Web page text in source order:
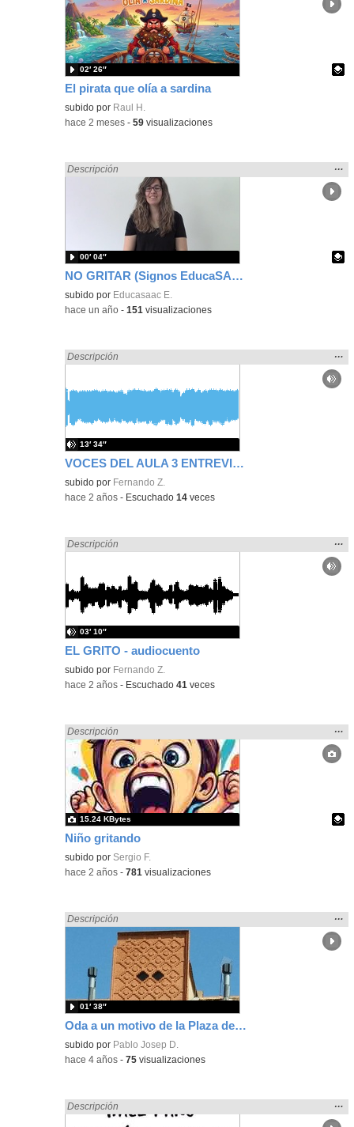
El pirata que olía a sardina
Contenido educativo.
subido por Raul H.
02′ 26″
-hace 2 meses -59 visualizaciones
NO GRITAR (Signos EducaSAAC)
Encontrado «gritar» en:
Descripción
la
…
Contenido educativo.
subido por Educasaac E.
00′ 04″
-hace un año -151 visualizaciones
VOCES DEL AULA 3 ENTREVISTA LUCIA EL GRITO CANCION FAVORITA
Encontrado «gritar» en:
Descripción
la
…
subido por Fernando Z.
13′ 34″
-hace 2 años - Escuchado14 veces
EL GRITO - audiocuento
Encontrado «gritar» en:
Descripción
la
…
subido por Fernando Z.
03′ 10″
-hace 2 años - Escuchado41 veces
Niño gritando
Encontrado «gritar» en:
Descripción
la
…
Contenido educativo.
subido por Sergio F.
15.24 KBytes
-hace 2 años -781 visualizaciones
Oda a un motivo de la Plaza de la Remonta, de C. Vílchez
Encontrado «gritar» en:
Descripción
la
…
subido por Pablo Josep D.
01′ 38″
-hace 4 años -75 visualizaciones
Encontrado «gritar» en:
Descripción
la
…